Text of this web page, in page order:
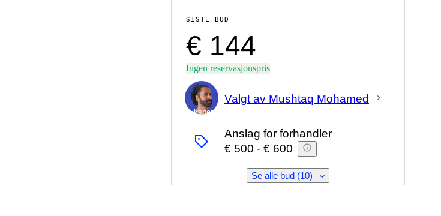
SISTE BUD
€ 144
Ingen reservasjonspris
Ekspert
Valgt av Mushtaq Mohamed
Anslag for forhandler
€ 500 - € 600
Se alle bud (10)